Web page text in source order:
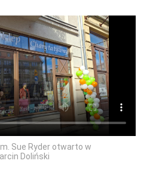
Sue Ryder otwarto w
Doliński